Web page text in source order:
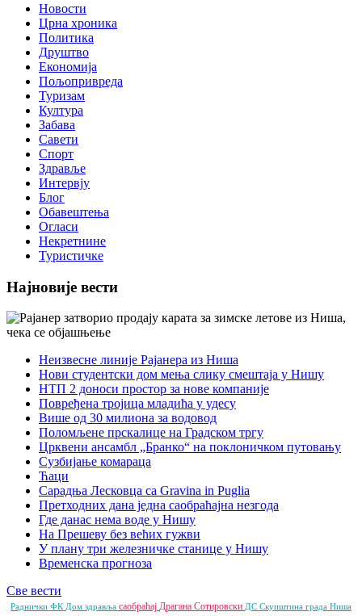
Новости
Црна хроника
Политика
Друштво
Економија
Пољопривреда
Туризам
Култура
Забава
Савети
Спорт
Здравље
Интервју
Блог
Обавештења
Огласи
Некретнине
Туристичке
Најновије вести
Неизвесне линије Рајанера из Ниша
Нови студентски дом мења слику смештаја у Нишу
НТП 2 доноси простор за нове компаније
Повређена тројица младића у удесу
Више од 30 милиона за водовод
Поломљене прскалице на Градском тргу
Црквени ансамбл „Бранко“ на поклоничком путовању
Сузбијање комараца
Ћаци
Сарадња Лесковца са Gravina in Puglia
Претходних дана једна саобраћајна незгода
Где данас нема воде у Нишу
На Прешеву без већих гужви
У плану три железничке станице у Нишу
Временска прогноза
Све вести
Раднички ФК Дом здравља саобраћај Драгана Сотировски ДС Скупштина града Ниша